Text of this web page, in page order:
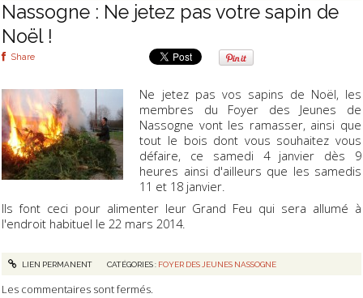
Nassogne : Ne jetez pas votre sapin de
Noël !
Share
Ne jetez pas vos sapins de Noël, les
membres du Foyer des Jeunes de
Nassogne vont les ramasser, ainsi que
tout le bois dont vous souhaitez vous
défaire, ce samedi 4 janvier dès 9
heures ainsi d'ailleurs que les samedis
11 et 18 janvier.
Ils font ceci pour alimenter leur Grand Feu qui sera allumé à
l'endroit habituel le 22 mars 2014.
LIEN PERMANENT CATÉGORIES : FOYER DES JEUNES NASSOGNE
Les commentaires sont fermés.